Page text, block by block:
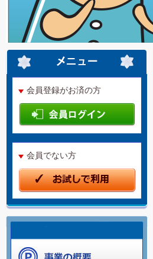
会員登録がお済の方
会員でない方